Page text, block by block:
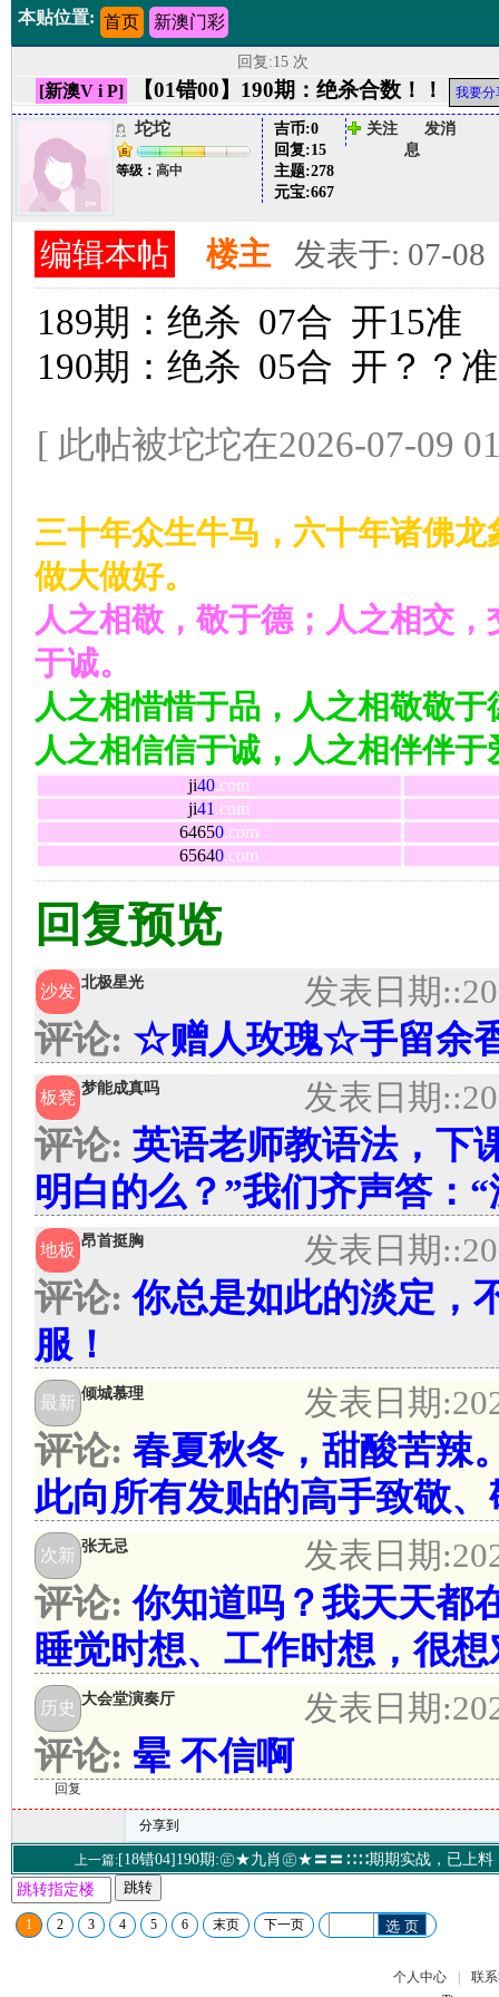
本贴位置: 首页 新澳门彩
回复:15 次
[新澳V i P] 【01错00】190期：绝杀合数！！ 我要分
坨坨
等级： 高中
吉币:0
回复:15
主题:278
元宝:667
关注
发消
息
编辑本帖 楼主 发表于: 07-08
189期：绝杀 07合 开15准
190期：绝杀 05合 开？？准
[ 此帖被坨坨在2026-07-09
三十年众生牛马，六十年诸佛
做大做好。
人之相敬，敬于德；人之相交
于诚。
人之相惜惜于品，人之相敬敬
人之相信信于诚，人之相伴伴于
ji40.com
ji41 .com
64650.com
65640.com
回复预览
沙发 北极星光 发表日期:
评论: ☆赠人玫瑰☆手留余
板凳 梦能成真吗 发表日期:
评论: 英语老师教语法，下
明白的么？”我们齐声答：
地板 昂首挺胸 发表日期:
评论: 你总是如此的淡定，
服！
最新 倾城慕理 发表日期:
评论: 春夏秋冬，甜酸苦辣
此向所有发贴的高手致敬
次新 张无忌 发表日期:
评论: 你知道吗？我天天都
睡觉时想、工作时想，
历史 大会堂演奏厅 发表日期:
评论: 晕 不信啊
回复
分享到
上一篇:[18错04]190期:㊣★九肖㊣★〓〓∷∷期期实战，已上料
跳转
1 2 3 4 5 6 末页 下一页 选 页
个人中心 |
联